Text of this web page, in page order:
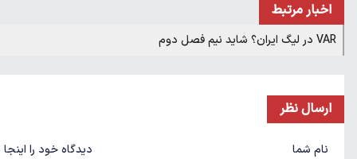
اخبار مرتبط
VAR در لیگ ایران؟ شاید نیم فصل دوم
ارسال نظر
نام شما دیدگاه خود را